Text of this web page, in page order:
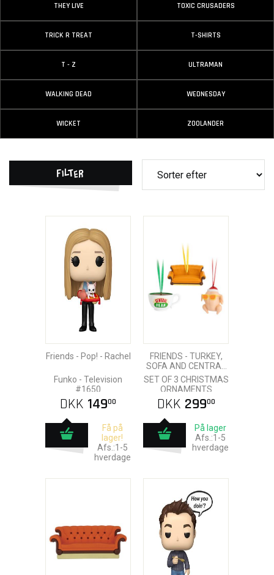
THEY LIVE TOXIC CRUSADERS
TRICK R TREAT T-SHIRTS
T - Z ULTRAMAN
WALKING DEAD WEDNESDAY
WICKET ZOOLANDER
Filter
Friends - Pop! - Rachel
Funko - Television
#1650
DKK 14900
Få på
lager!
Afs.:1-5
hverdage
FRIENDS - TURKEY,
SOFA AND CENTRAL
PERK MUG
SET OF 3 CHRISTMAS
ORNAMENTS
DKK 29900
På lager
Afs.:1-5
hverdage